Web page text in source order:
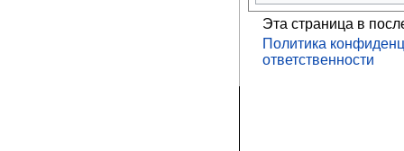
Эта страница в
Политика
ответственности